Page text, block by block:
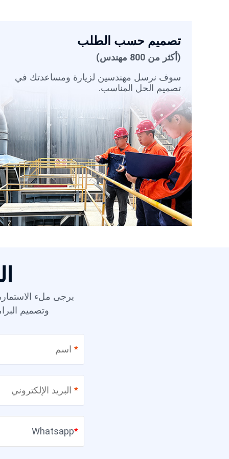
تصميم حسب الطلب
(أكثر من 800 مهندس)
سوف نرسل مهندسين لزيارة ومساعدتك في
تصميم الحل المناسب.
يرجى ملء
وتصميم
*
*
Whatsapp